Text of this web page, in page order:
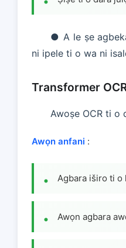
● A le ṣe
ni ipele ti o wa ni
Transformer
Awoṣe OCR ti o
Awọn anfani :
Agbara iširo ti o
Awọn agbara